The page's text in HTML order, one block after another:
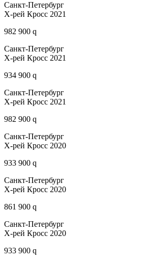
Санкт-Петербург
Х-рей Кросс 2021
982 900 q
Санкт-Петербург
Х-рей Кросс 2021
934 900 q
Санкт-Петербург
Х-рей Кросс 2021
982 900 q
Санкт-Петербург
Х-рей Кросс 2020
933 900 q
Санкт-Петербург
Х-рей Кросс 2020
861 900 q
Санкт-Петербург
Х-рей Кросс 2020
933 900 q